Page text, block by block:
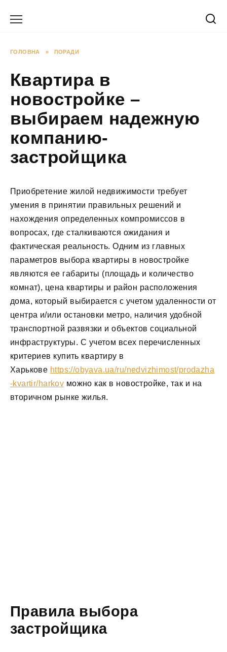
ГОЛОВНА » ПОРАДИ
Квартира в
новостройке –
выбираем надежную
компанию-
застройщика
Приобретение жилой недвижимости требует
умения в принятии правильных решений и
нахождения определенных компромиссов в
вопросах, где сталкиваются ожидания и
фактическая реальность. Одним из главных
параметров выбора квартиры в новостройке
являются ее габариты (площадь и количество
комнат), цена квартиры и район расположения
дома, который выбирается с учетом удаленности от
центра и/или остановки метро, наличия удобной
транспортной развязки и объектов социальной
инфраструктуры. С учетом всех перечисленных
критериев купить квартиру в
Харькове https://obyava.ua/ru/nedvizhimost/prodazha
-kvartir/harkov можно как в новостройке, так и на
вторичном рынке жилья.
Правила выбора
застройщика